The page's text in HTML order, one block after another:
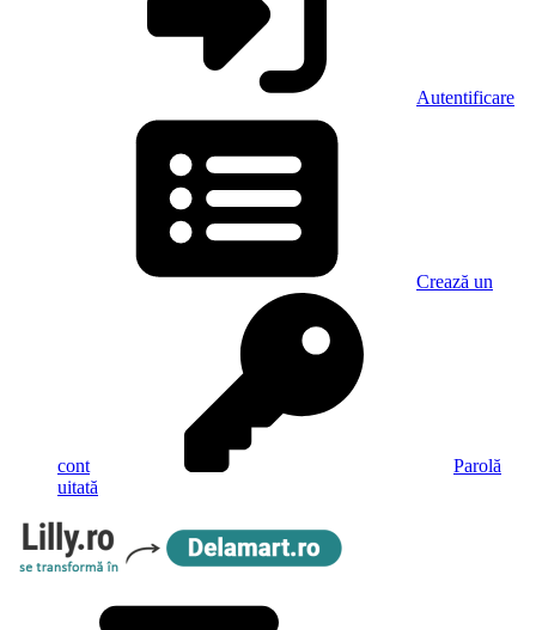
Autentificare
Crează un
cont
Parolă
uitată